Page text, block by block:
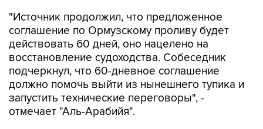
"Источник продолжил, что предложенное
соглашение по Ормузскому проливу будет
действовать 60 дней, оно нацелено на
восстановление судоходства. Собеседник
подчеркнул, что 60-дневное соглашение
должно помочь выйти из нынешнего тупика и
запустить технические переговоры", -
отмечает "Аль-Арабийя".